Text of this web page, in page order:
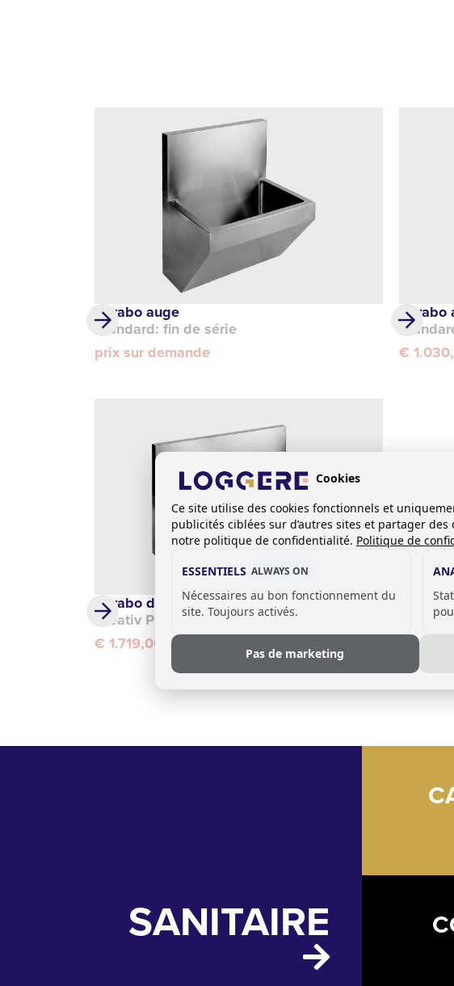
Lavabo auge
Standard: fin de série
prix sur demande
€
Lavabo de chirurgien
Creativ Plus avec cloison(s)
€ 1.719,00
SANITAIRE
Cookies
Ce site utilise des cookies fonctionnels et
publicités ciblées sur d’autres sites et partager
notre politique de confidentialité. Politique de
ESSENTIELS ALWAYS ON
Nécessaires au bon fonctionnement du
site. Toujours activés.
Pas de marketing